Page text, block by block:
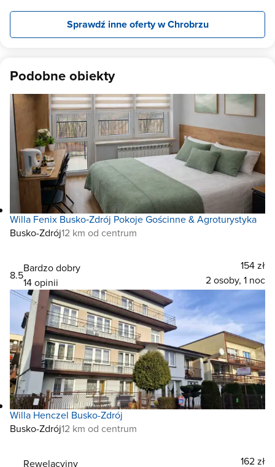
Sprawdź inne oferty w Chrobrzu
Podobne obiekty
Willa Fenix Busko‑Zdrój Pokoje Gościnne & Agroturystyka
Busko-Zdrój12 km od centrum
8.5
Bardzo dobry
14 opinii
154 zł
2 osoby, 1 noc
Willa Henczel Busko-Zdrój
Busko-Zdrój12 km od centrum
Rewelacyjny
162 zł